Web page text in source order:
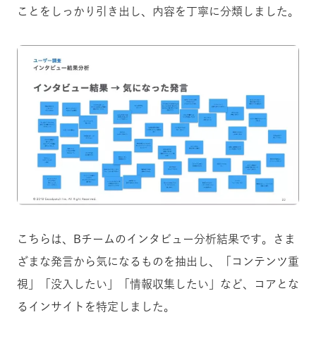
ことをしっかり引き出し、内容を丁寧に分類しました。
こちらは、Bチームのインタビュー分析結果です。さま
ざまな発言から気になるものを抽出し、「コンテンツ重
視」「没入したい」「情報収集したい」など、コアとな
るインサイトを特定しました。